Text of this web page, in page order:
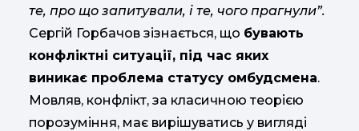
те, про що запитували, і те, чого прагнули”.
Сергій Горбачов зізнається, що бувають
конфліктні ситуації, під час яких
виникає проблема статусу омбудсмена.
Мовляв, конфлікт, за класичною теорією
порозуміння, має вирішуватись у вигляді